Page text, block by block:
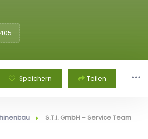
Speichern Teilen
S.T.I. GmbH – Service Team